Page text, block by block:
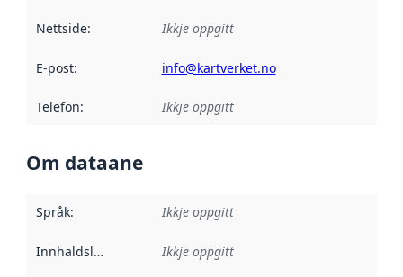
Nettside: Ikkje oppgitt
E-post: info@kartverket.no
Telefon: Ikkje oppgitt
Om dataane
Språk: Ikkje oppgitt
Innhaldsleverandørar :
Ikkje oppgitt